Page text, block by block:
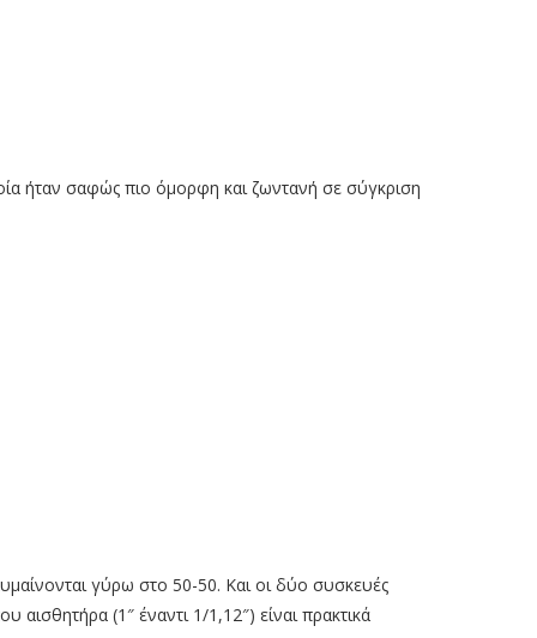
ήταν σαφώς πιο όμορφη και ζωντανή σε σύγκριση
γύρω στο 50-50. Και οι δύο συσκευές
αισθητήρα (1″ έναντι 1/1,12″) είναι πρακτικά